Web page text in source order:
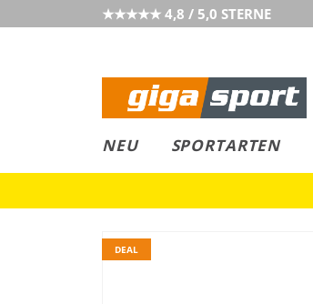
★★★★★ 4,8 / 5,0 STERNE
NEU SPORTARTEN
LEASING
COLLECT
DEAL